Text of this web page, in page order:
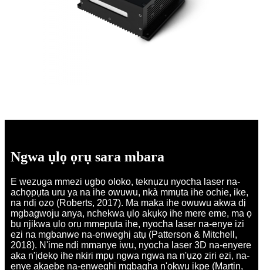
Ngwa ụlọ ọrụ sara mbara
E wezụga mmezi ụgbọ oloko, teknụzụ nyocha laser na-
achọpụta uru ya na ihe owuwu, nkà mmụta ihe ochie, ike,
na ndị ọzọ (Roberts, 2017). Ma maka ihe owuwu akwa dị
mgbagwoju anya, nchekwa ụlọ akụkọ ihe mere eme, ma ọ
bụ njikwa ụlọ ọrụ mmepụta ihe, nyocha laser na-enye izi
ezi na mgbanwe na-enweghị atụ (Patterson & Mitchell,
2018). N'ime ndị mmanye iwu, nyocha laser 3D na-enyere
aka n'ịdekọ ihe nkiri mpụ ngwa ngwa na n'ụzọ ziri ezi, na-
enye akaebe na-enweghị mgbagha n'okwu ikpe (Martin,